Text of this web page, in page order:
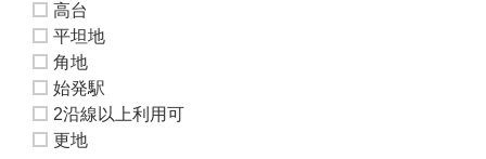
高台
平坦地
角地
始発駅
2沿線以上利用可
更地